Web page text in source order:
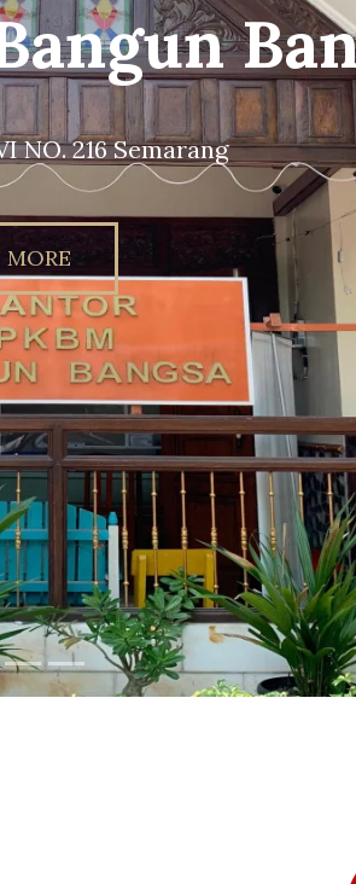
PKBM
// Instagram :
MORE